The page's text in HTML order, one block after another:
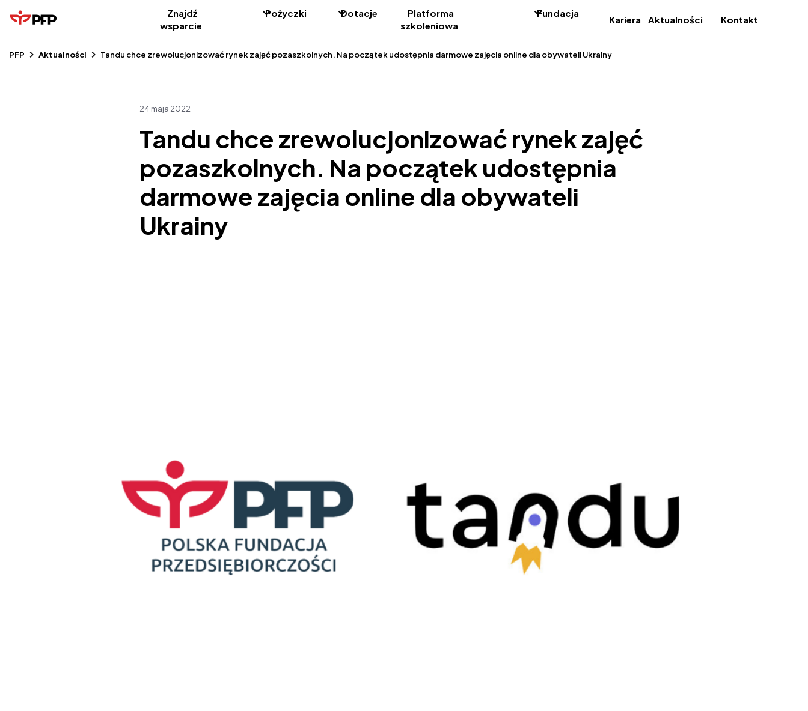
Znajdź
wsparcie
Pożyczki Dotacje
Platforma
szkoleniowa
Fundacja
Kariera Aktualności Kontakt
PFP Aktualności Tandu chce zrewolucjonizować rynek zajęć pozaszkolnych. Na początek udostępnia darmowe zajęcia online dla obywateli Ukrainy
24 maja 2022
Tandu chce zrewolucjonizować rynek zajęć
pozaszkolnych. Na początek udostępnia
darmowe zajęcia online dla obywateli
Ukrainy